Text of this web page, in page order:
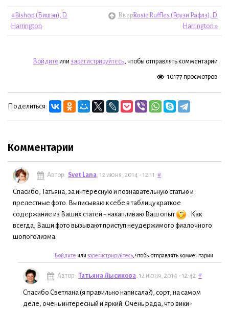
« Bishop (Бишэп), D.
Harrington
ВверхRosie Ruffles (Роузи Рафлз), D.
Harrington »
Войдите или зарегистрируйтесь, чтобы отправлять комментарии
10177 просмотров
Поделиться:
Комментарии
Автор: Svet Lana, 12 июня, 2014 - 12:11 #
Спасибо, Татьяна, за интересную и познавательную статью и
прелестные фото. Выписываю к себе в таблицу краткое
содержание из Ваших статей - накапливаю Ваш опыт
. Как
всегда, Ваши фото вызывают приступ неудержимого фиалочного
шопоголизма.
Войдите или зарегистрируйтесь , чтобы отправлять комментарии
Автор: Татьяна Лысикова, 12 июня, 2014 - 12:42 #
Спасибо Светлана (я правильно написала?), сорт, на самом
деле, очень интересный и яркий. Очень рада, что вики-